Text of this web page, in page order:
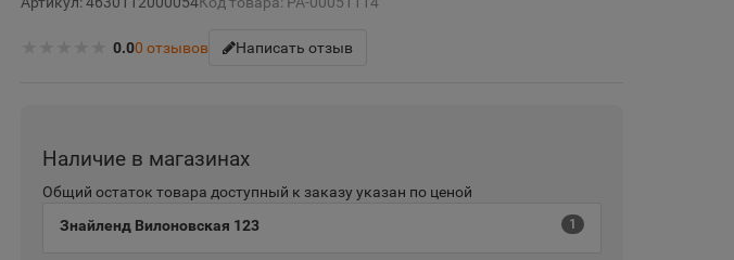
0.00 отзывов Написать отзыв
Наличие в магазинах
Общий остаток товара доступный к заказу указан по ценой
Знайленд Вилоновская 123
1